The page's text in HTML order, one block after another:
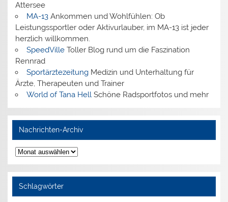
Attersee
MA-13Ankommen und Wohlfühlen: Ob
Leistungssportler oder Aktivurlauber, im MA-13 ist jeder
herzlich willkommen.
SpeedVilleToller Blog rund um die Faszination
Rennrad
SportärztezeitungMedizin und Unterhaltung für
Ärzte, Therapeuten und Trainer
World of Tana HellSchöne Radsportfotos und mehr
Nachrichten-Archiv
Nachrichten-
Archiv
Schlagwörter